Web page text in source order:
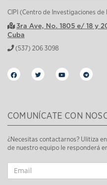
CIPI (Centro de Investigaciones
3ra Ave, No. 1805 e/ 18 y
Cuba
(537) 206 3098
COMUNÍCATE CON
¿Necesitas contactarnos? Ulitiza
de nuestro equipo le responderá